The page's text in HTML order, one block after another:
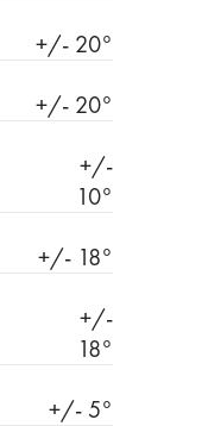
+/- 20°
+/- 20°
+/-
10°
+/- 18°
+/-
18°
+/- 5°